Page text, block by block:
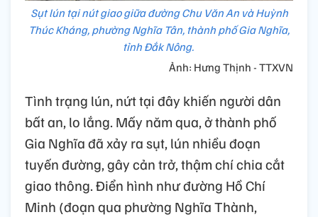
Sụt lún tại nút giao giữa đường Chu Văn An và Huỳnh
Thúc Kháng, phường Nghĩa Tân, thành phố Gia Nghĩa,
tỉnh Đắk Nông.
Ảnh: Hưng Thịnh - TTXVN
Tình trạng lún, nứt tại đây khiến người dân
bất an, lo lắng. Mấy năm qua, ở thành phố
Gia Nghĩa đã xảy ra sụt, lún nhiều đoạn
tuyến đường, gây cản trở, thậm chí chia cắt
giao thông. Điển hình như đường Hồ Chí
Minh (đoạn qua phường Nghĩa Thành,